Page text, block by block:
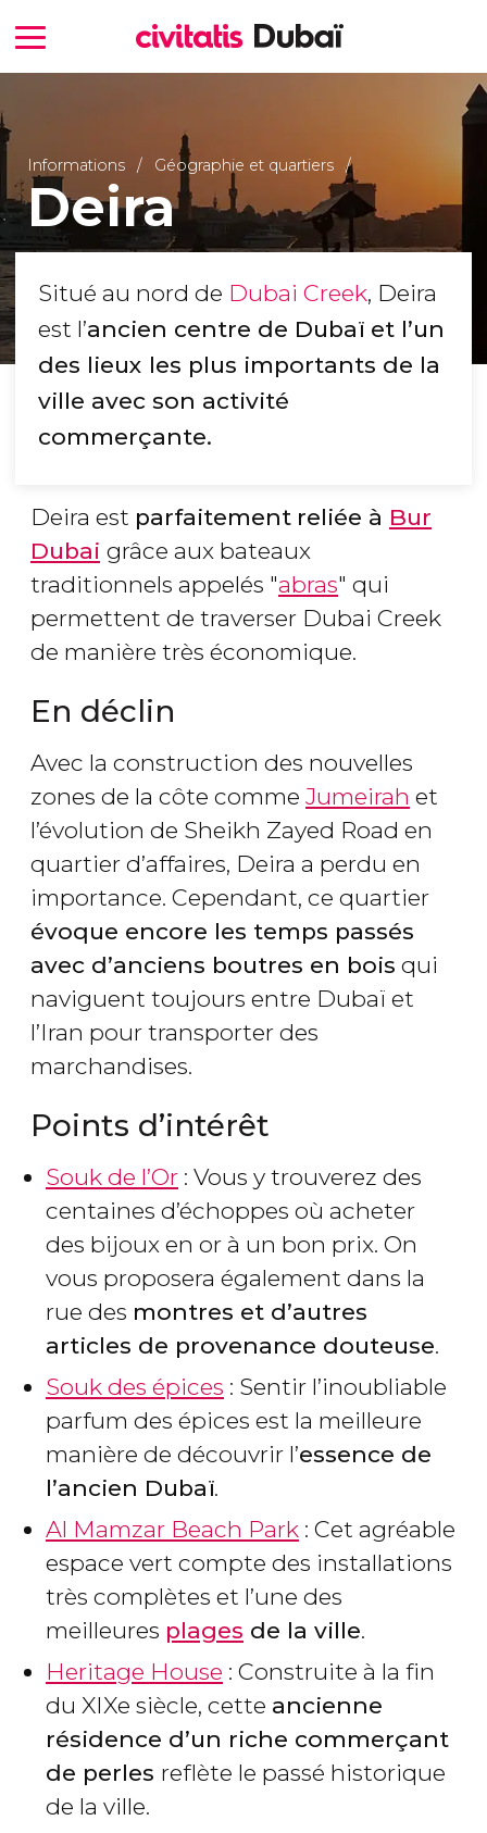
Informations Géographie et quartiers
Deira
Situé au nord de Dubai Creek, Deira
est l’ancien centre de Dubaï et l’un
des lieux les plus importants de la
ville avec son activité
commerçante.
Deira est parfaitement reliée à Bur
Dubai grâce aux bateaux
traditionnels appelés "abras" qui
permettent de traverser Dubai Creek
de manière très économique.
En déclin
Avec la construction des nouvelles
zones de la côte comme Jumeirah et
l’évolution de Sheikh Zayed Road en
quartier d’affaires, Deira a perdu en
importance. Cependant, ce quartier
évoque encore les temps passés
avec d’anciens boutres en bois qui
naviguent toujours entre Dubaï et
l’Iran pour transporter des
marchandises.
Points d’intérêt
Souk de l’Or : Vous y trouverez des
centaines d’échoppes où acheter
des bijoux en or à un bon prix. On
vous proposera également dans la
rue des montres et d’autres
articles de provenance douteuse.
Souk des épices : Sentir l’inoubliable
parfum des épices est la meilleure
manière de découvrir l’essence de
l’ancien Dubaï.
Al Mamzar Beach Park : Cet agréable
espace vert compte des installations
très complètes et l’une des
meilleures plages de la ville.
Heritage House : Construite à la fin
du XIXe siècle, cette ancienne
résidence d’un riche commerçant
de perles reflète le passé historique
de la ville.